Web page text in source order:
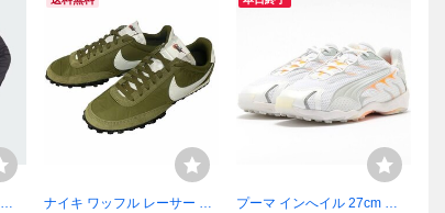
ナイキ ワッフル レーサー 27
プーマ インへイル 27cm 定